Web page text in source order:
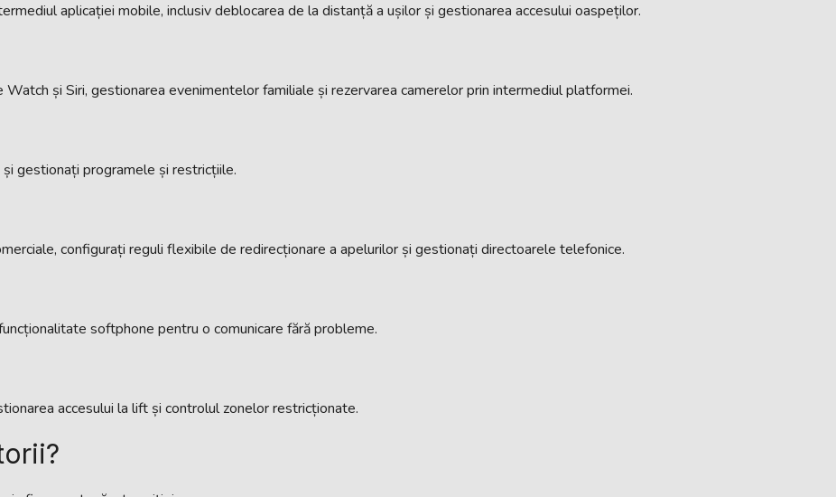
aplicației mobile, inclusiv deblocarea de la distanță a ușilor și gestionarea accesului oaspeților.
și Siri, gestionarea evenimentelor familiale și rezervarea camerelor prin intermediul platformei.
gestionați programele și restricțiile.
configurați reguli flexibile de redirecționare a apelurilor și gestionați directoarele telefonice.
softphone pentru o comunicare fără probleme.
accesului la lift și controlul zonelor restricționate.